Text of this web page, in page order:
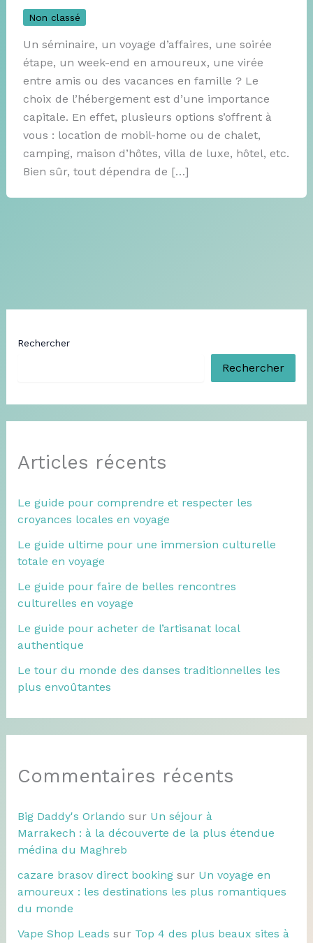
Non classé
Un séminaire, un voyage d’affaires, une soirée
étape, un week-end en amoureux, une virée
entre amis ou des vacances en famille ? Le
choix de l’hébergement est d’une importance
capitale. En effet, plusieurs options s’offrent à
vous : location de mobil-home ou de chalet,
camping, maison d’hôtes, villa de luxe, hôtel, etc.
Bien sûr, tout dépendra de […]
Rechercher
Rechercher
Articles récents
Le guide pour comprendre et respecter les
croyances locales en voyage
Le guide ultime pour une immersion culturelle
totale en voyage
Le guide pour faire de belles rencontres
culturelles en voyage
Le guide pour acheter de l’artisanat local
authentique
Le tour du monde des danses traditionnelles les
plus envoûtantes
Commentaires récents
Big Daddy's Orlando sur Un séjour à
Marrakech : à la découverte de la plus étendue
médina du Maghreb
cazare brasov direct bookingsur Un voyage en
amoureux : les destinations les plus romantiques
du monde
Vape Shop Leads sur Top 4 des plus beaux sites à